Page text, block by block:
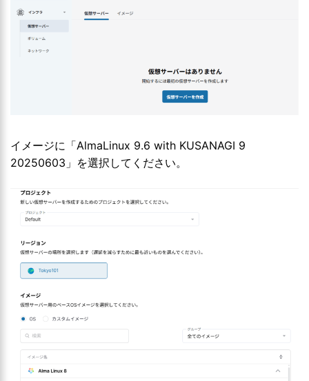
イメージに「AlmaLinux 9.6 with KUSANAGI 9
20250603」を選択してください。